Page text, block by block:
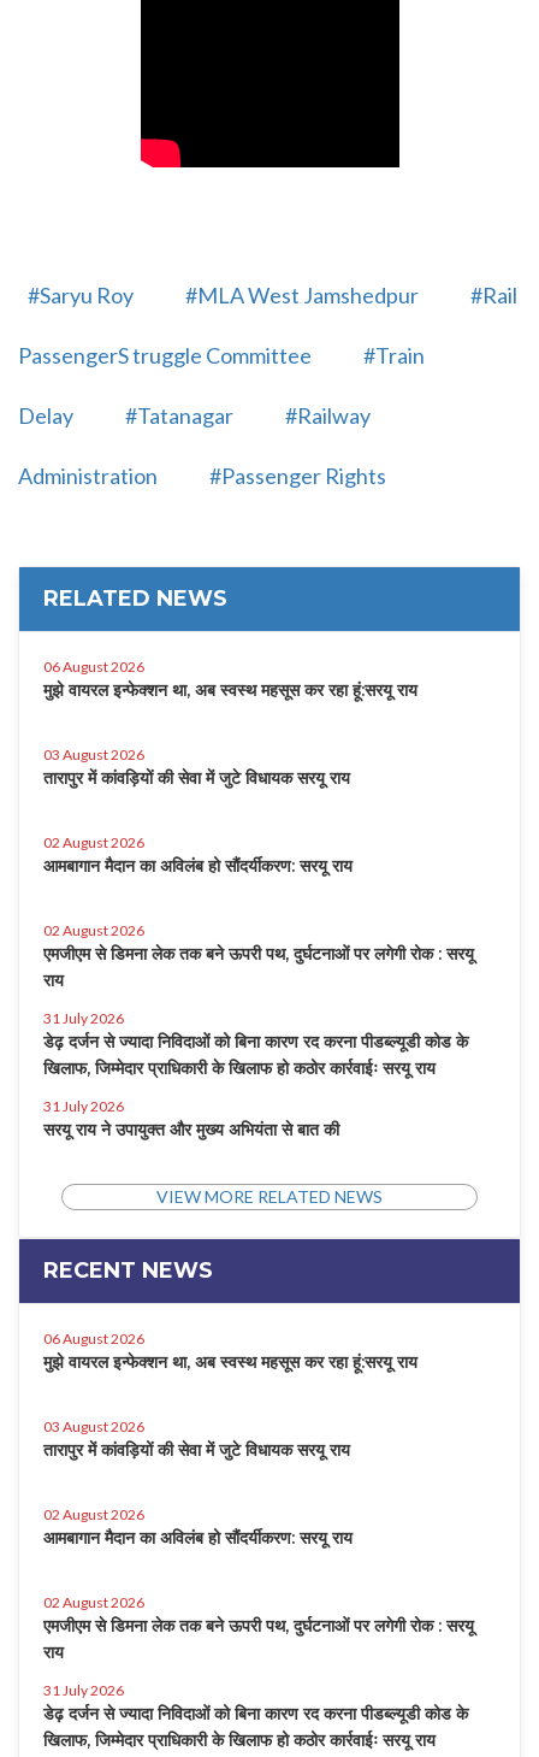
#Saryu Roy #MLA West Jamshedpur #Rail
PassengerS truggle Committee #Train
Delay #Tatanagar #Railway
Administration #Passenger Rights
RELATED NEWS
06 August 2026
मुझे वायरल इन्फेक्शन था, अब स्वस्थ महसूस कर रहा हूं:सरयू राय
03 August 2026
तारापुर में कांवड़ियों की सेवा में जुटे विधायक सरयू राय
02 August 2026
आमबागान मैदान का अविलंब हो सौंदर्यीकरण: सरयू राय
02 August 2026
एमजीएम से डिमना लेक तक बने ऊपरी पथ, दुर्घटनाओं पर लगेगी रोक : सरयू
राय
31 July 2026
डेढ़ दर्जन से ज्यादा निविदाओं को बिना कारण रद करना पीडब्ल्यूडी कोड के
खिलाफ, जिम्मेदार प्राधिकारी के खिलाफ हो कठोर कार्रवाईः सरयू राय
31 July 2026
सरयू राय ने उपायुक्त और मुख्य अभियंता से बात की
VIEW MORE RELATED NEWS
RECENT NEWS
06 August 2026
मुझे वायरल इन्फेक्शन था, अब स्वस्थ महसूस कर रहा हूं:सरयू राय
03 August 2026
तारापुर में कांवड़ियों की सेवा में जुटे विधायक सरयू राय
02 August 2026
आमबागान मैदान का अविलंब हो सौंदर्यीकरण: सरयू राय
02 August 2026
एमजीएम से डिमना लेक तक बने ऊपरी पथ, दुर्घटनाओं पर लगेगी रोक : सरयू
राय
31 July 2026
डेढ़ दर्जन से ज्यादा निविदाओं को बिना कारण रद करना पीडब्ल्यूडी कोड के
खिलाफ, जिम्मेदार प्राधिकारी के खिलाफ हो कठोर कार्रवाईः सरयू राय